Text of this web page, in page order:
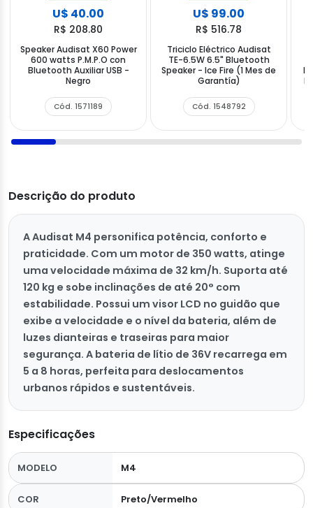
U$ 40.00
R$ 208.80
Speaker Audisat X60 Power
600 watts P.M.P.O con
Bluetooth Auxiliar USB -
Negro
Cód. 1571189
U$ 99.00
R$ 516.78
Triciclo Eléctrico Audisat
TE-6.5W 6.5" Bluetooth
Speaker - Ice Fire (1 Mes de
Garantía)
Cód. 1548792
Descrição do produto
A Audisat M4 personifica potência, conforto e
praticidade. Com um motor de 350 watts, atinge
uma velocidade máxima de 32 km/h. Suporta até
120 kg e sobe inclinações de até 20° com
estabilidade. Possui um visor LCD no guidão que
exibe a velocidade e o nível da bateria, além de
luzes dianteiras e traseiras para maior
segurança. A bateria de lítio de 36V recarrega em
5 a 8 horas, perfeita para deslocamentos
urbanos rápidos e sustentáveis.
Especificações
MODELO M4
COR Preto/Vermelho